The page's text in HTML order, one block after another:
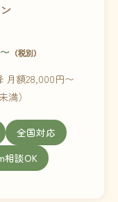
（税別）
月額28,000円〜
満）
全国対応
相談OK